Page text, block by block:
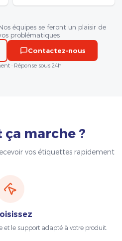
équipes se feront un plaisir de
problématiques
Contactez-nous
· Réponse sous 24h
marche ?
vos étiquettes rapidement
et le support adapté à votre produit.